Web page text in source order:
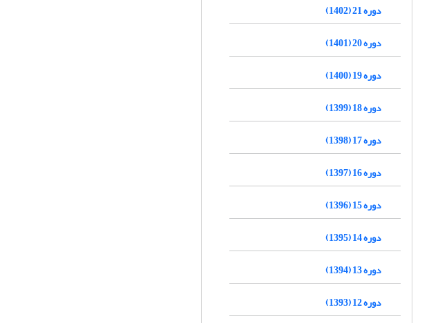
دوره 21 (1402)
دوره 20 (1401)
دوره 19 (1400)
دوره 18 (1399)
دوره 17 (1398)
دوره 16 (1397)
دوره 15 (1396)
دوره 14 (1395)
دوره 13 (1394)
دوره 12 (1393)